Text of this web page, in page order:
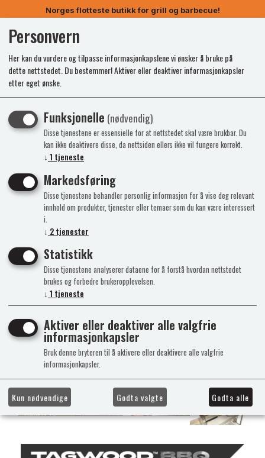
Norges flotteste butikk for grill og barbecue!
-60%
Personvern
Her kan du vurdere og tilpasse informasjonkapslene vi ønsker å bruke på
dette nettstedet. Du bestemmer! Aktiver eller deaktiver informasjonkapsler
etter eget ønske.
Funksjonelle (nødvendig)
Disse tjenestene er essensielle for at nettstedet skal være brukbar. Du
kan ikke deaktivere disse, da nettsiden ellers ikke vil fungere korrekt.
↓ 1 tjeneste
Markedsføring
Disse tjenestene behandler personlig informasjon for å vise deg relevant
innhold om produkter, tjenester eller temaer som du kan være interessert
i.
↓ 2tjenester
Statistikk
Disse tjenestene analyserer dataene for å forstå hvordan nettstedet
brukes og forbedre brukeropplevelsen.
↓ 1 tjeneste
Aktiver eller deaktiver alle valgfrie
informasjonkapsler
Bruk denne bryteren til å aktivere eller deaktivere alle valgfrie
informasjonkapsler.
Kun nødvendige Godta valgte Godta alle